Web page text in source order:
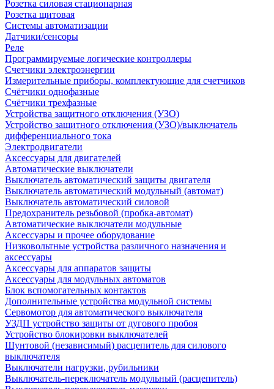
Розетка силовая стационарная
Розетка щитовая
Системы автоматизации
Датчики/сенсоры
Реле
Программируемые логические контроллеры
Счетчики электроэнергии
Измерительные приборы, комплектующие для счетчиков
Счётчики однофазные
Счётчики трехфазные
Устройства защитного отключения (УЗО)
Устройство защитного отключения (УЗО)/выключатель
дифференциального тока
Электродвигатели
Аксессуары для двигателей
Автоматические выключатели
Выключатель автоматический защиты двигателя
Выключатель автоматический модульный (автомат)
Выключатель автоматический силовой
Предохранитель резьбовой (пробка-автомат)
Автоматические выключатели модульные
Аксессуары и прочее оборудование
Низковольтные устройства различного назначения и
аксессуары
Аксессуары для аппаратов защиты
Аксессуары для модульных автоматов
Блок вспомогательных контактов
Дополнительные устройства модульной системы
Сервомотор для автоматического выключателя
УЗДП устройство защиты от дугового пробоя
Устройство блокировки выключателей
Шунтовой (независимый) расцепитель для силового
выключателя
Выключатели нагрузки, рубильники
Выключатель-переключатель модульный (расцепитель)